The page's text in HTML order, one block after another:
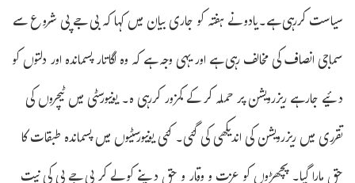
سیاست کررہی ہے۔یادو نے ہفتہ کو جاری بیان میں کہا کہ بی جے پی شروع سے
سماجی انصاف کی مخالف رہی ہے اور یہی وجہ ہے کہ وہ لگاتار پسماندہ اور دلتوں کو
دئیے جارہے ریزرویشن پر حملہ کر کے کمزور کررہی ہ۔ یونیورسٹی میں ٹیچروں کی
تقرری میں ریزرویشن کی اندیکھی کی گئی۔ کئی یونیورسٹیوں میں پسماندہ طبقات کا